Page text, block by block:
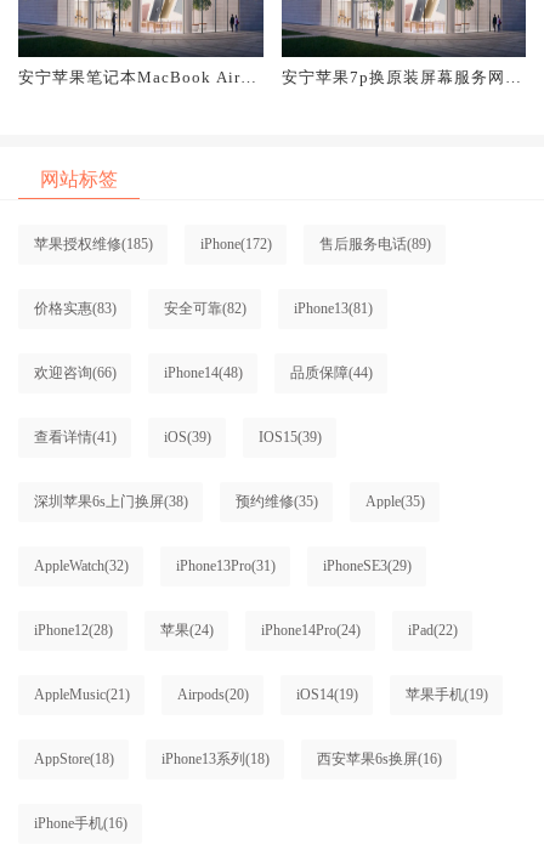
安宁苹果笔记本MacBook Air换
安宁苹果7p换原装屏幕服务网点
网站标签
苹果授权维修(185) iPhone(172) 售后服务电话(89)
价格实惠(83) 安全可靠(82) iPhone13(81)
欢迎咨询(66) iPhone14(48) 品质保障(44)
查看详情(41) iOS(39) IOS15(39)
深圳苹果6s上门换屏(38) 预约维修(35) Apple(35)
AppleWatch(32) iPhone13Pro(31) iPhoneSE3(29)
iPhone12(28) 苹果(24) iPhone14Pro(24) iPad(22)
AppleMusic(21) Airpods(20) iOS14(19) 苹果手机(19)
AppStore(18) iPhone13系列 (18) 西安苹果6s换屏(16)
iPhone手机(16)